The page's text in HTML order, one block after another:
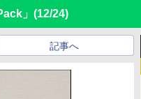
」 (12/24)
記事へ